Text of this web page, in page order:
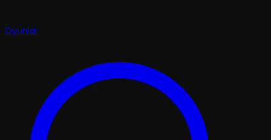
Oyunlar